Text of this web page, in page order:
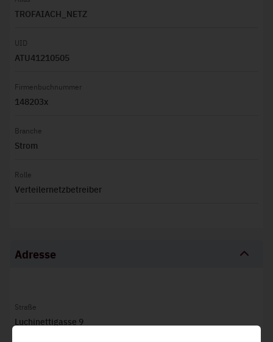
TROFAIACH_NETZ
UID
ATU41210505
Firmenbuchnummer
148203x
Branche
Strom
Rolle
Verteilernetzbetreiber
Adresse
Straße
Luchinettigasse 9